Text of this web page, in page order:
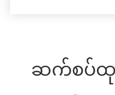
အကျယ် (မီလီမီတာ)
2340
ဆက်စပ်ထု